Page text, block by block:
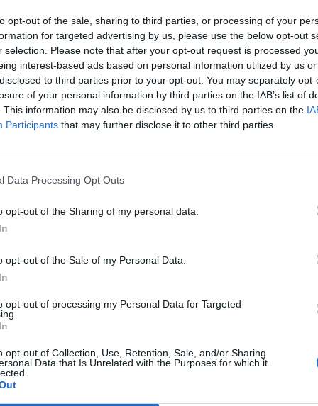
opt-out of the sale, sharing to third parties, or processing of your
for targeted advertising by us, please use the below opt-out
selection. Please note that after your opt-out request is processed
interest-based ads based on personal information utilized by us
to third parties prior to your opt-out. You may separately
of your personal information by third parties on the IAB’s list of
This information may also be disclosed by us to third parties on the
Participants that may further disclose it to other third parties.
Data Processing Opt Outs
opt-out of the Sharing of my personal data.
opt-out of the Sale of my Personal Data.
opt-out of processing my Personal Data for Targeted
opt-out of Collection, Use, Retention, Sale, and/or Sharing
Data that Is Unrelated with the Purposes for which it
della nuova squadra calcistica, pur
ben saldi a terra. «Dobbiamo uscire al
Non dimentichiamo che qui
D - ha ripetuto il patron della Lazio -
avrà una sua autonomia e non sarà
satellite della Lazio. In cinque anni
nel calcio che conta. Abbiamo come
Carlo Perrone». Al termine dell'incontro
di Palazzo di Città, si sono
In arrivo il portiere Iannarilli e alcuni
Primavera biancoceleste.
Trump, Meloni e la strategia